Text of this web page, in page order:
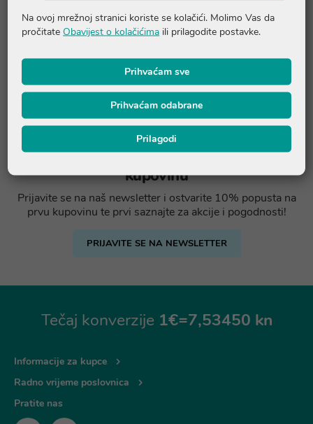
Ostvarite -10% popusta na prvu
kupovinu
Prijavite se na naš newsletter i ostvarite 10% popusta na
prvu kupovinu te prvi saznajte za akcije i pogodnosti!
PRIJAVITE SE NA NEWSLETTER
Tečaj konverzije 1€=7,53450 kn
Informacije za kupce
Radno vrijeme poslovnica
Pratite nas
Na ovoj mrežnoj stranici koriste se kolačići. Molimo Vas da
pročitate Obavijest o kolačićima ili prilagodite postavke.
Prihvaćam sve
Prihvaćam odabrane
Prilagodi